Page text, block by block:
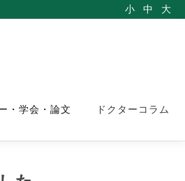
小 中 大
・学会・論文 ドクターコラム